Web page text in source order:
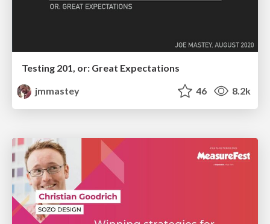
Testing 201, or: Great Expectations
jmmastey
46 8.2k